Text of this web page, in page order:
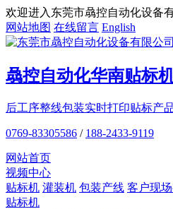
欢迎进入东莞市骉控自动化设备
网站地图 在线留言 English
骉控自动化华南贴标
后工序整线包装实时打印贴标产
0769-83305586 / 188-2433-9119
网站首页
视频中心
贴标机 灌装机 包装产线 客户现
贴标机